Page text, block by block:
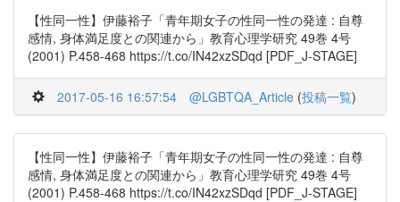
【性同一性】伊藤裕子「青年期女子の性同一性の発達 : 自尊
感情, 身体満足度との関連から」教育心理学研究 49巻 4号
(2001) P.458-468 https://t.co/IN42xzSDqd [PDF_J-STAGE]
2017-05-16 16:57:54 @LGBTQA_Article (投稿一覧)
【性同一性】伊藤裕子「青年期女子の性同一性の発達 : 自尊
感情, 身体満足度との関連から」教育心理学研究 49巻 4号
(2001) P.458-468 https://t.co/IN42xzSDqd [PDF_J-STAGE]